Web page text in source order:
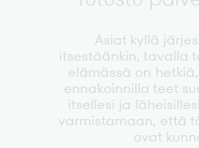
Asiat kyllä
itsestäänkin, tavalla
elämässä on
ennakoinnilla teet
itsellesi ja
varmistamaan, että
ovat